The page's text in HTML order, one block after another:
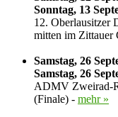
Sonntag, 13
12. Oberlausitzer
mitten im Zittauer
Samstag, 26
Samstag, 26
ADMV Zweirad-
(Finale) - mehr »